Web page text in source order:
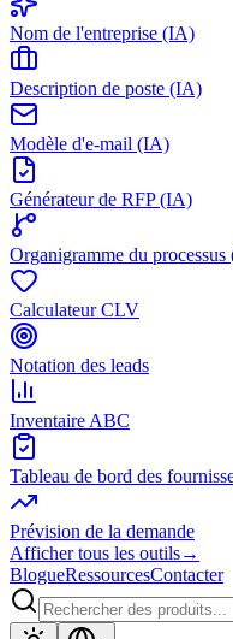
Nom de l'entreprise (IA)
Description de poste (IA)
Modèle d'e-mail (IA)
Générateur de RFP (IA)
Organigramme du
Calculateur CLV
Notation des leads
Inventaire ABC
Tableau de bord des
Prévision de la demande
Afficher tous les outils→
BlogueRessourcesContacter